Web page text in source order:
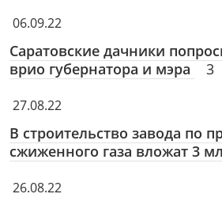
06.09.22
Саратовские дачники
врио губернатора и мэра
3
27.08.22
В строительство завода по
сжиженного газа вложат 3
26.08.22